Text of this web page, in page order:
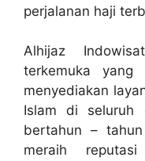
perjalanan haji
Alhijaz
terkemuka yang
menyediakan
Islam di seluruh
bertahun –
meraih